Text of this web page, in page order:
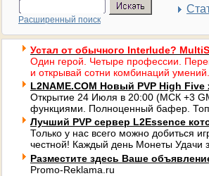
Расширенный поиск
Устал от обычного Interlude?
Один герой. Четыре профессии.
и открывай сотни комбинаций умений.
L2NAME.COM Новый PVP High
Открытие 24 Июля в 20:00 (МСК +3
функциями. Полноценный бафер.
Лучший PVP сервер L2Essence
Только у нас всего можно добиться
честной! Каждый день Монеты Удачи
Разместите здесь Ваше
Promo-Reklama.ru